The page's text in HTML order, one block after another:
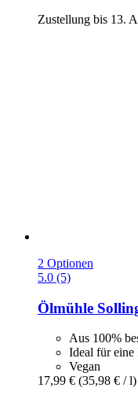
Zustellung bis 13.
2 Optionen
5.0 (5)
Ölmühle
Aus 100%
Ideal für
Vegan
17,99 € (35,98 € / l)